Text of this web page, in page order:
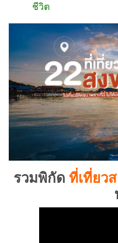
ชีวิต
รวมพิกัด ที่เที่ยว